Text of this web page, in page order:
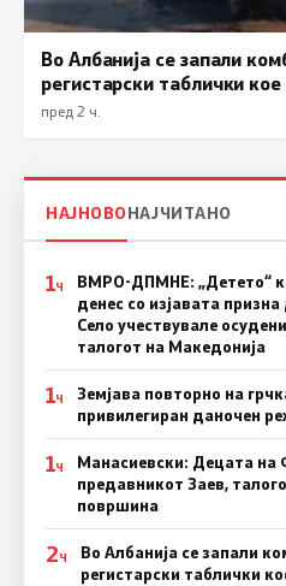
Во Албанија се запали
регистарски таблички
пред 2 ч.
НАЈНОВОНАЈЧИТАНО
1Ч
ВМРО-ДПМНЕ: „Детето“
денес со изјавата
Село учествувале
талогот на Македонија
1Ч
Земјава повторно на
привилегиран даночен
1Ч
Манасиевски: Децата на
предавникот Заев,
површина
2Ч
Во Албанија се запали
регистарски таблички